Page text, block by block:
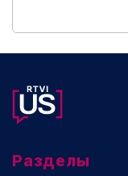
Разделы